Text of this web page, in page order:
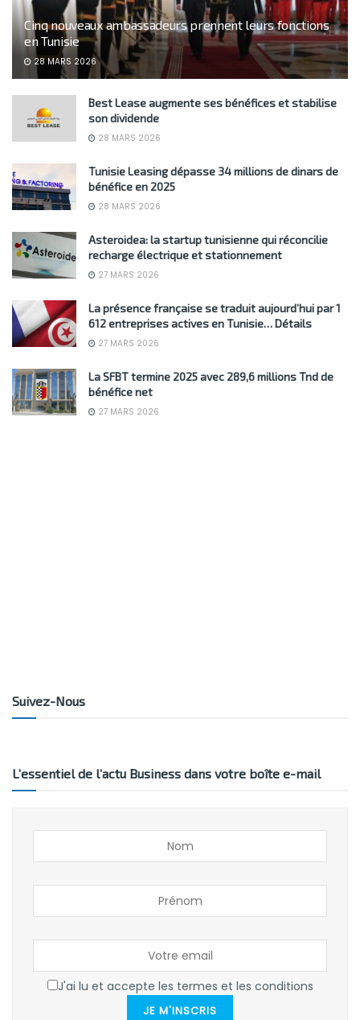
Cinq nouveaux ambassadeurs prennent leurs fonctions
en Tunisie
28 MARS 2026
Best Lease augmente ses bénéfices et stabilise
son dividende
28 MARS 2026
Tunisie Leasing dépasse 34 millions de dinars de
bénéfice en 2025
28 MARS 2026
Asteroidea: la startup tunisienne qui réconcilie
recharge électrique et stationnement
27 MARS 2026
La présence française se traduit aujourd’hui par 1
612 entreprises actives en Tunisie… Détails
27 MARS 2026
La SFBT termine 2025 avec 289,6 millions Tnd de
bénéfice net
27 MARS 2026
Suivez-Nous
L’essentiel de l’actu Business dans votre boîte e-mail
J'ai lu et accepte les termes et les conditions
JE M'INSCRIS